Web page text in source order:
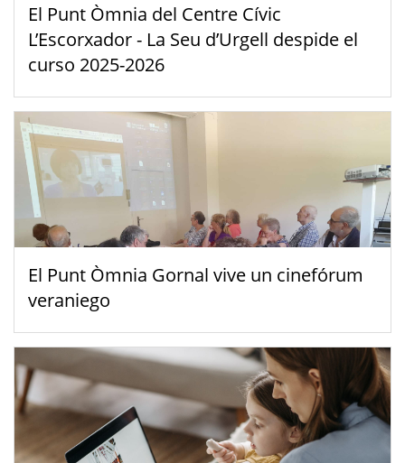
El Punt Òmnia del Centre Cívic
L’Escorxador - La Seu d’Urgell despide el
curso 2025-2026
El Punt Òmnia Gornal vive un cinefórum
veraniego